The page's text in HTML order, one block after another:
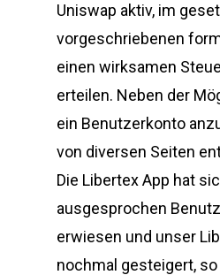
Uniswap aktiv, im
vorgeschriebenen
einen wirksamen
erteilen. Neben der
ein Benutzerkonto
von diversen Seiten
Die Libertex App hat
ausgesprochen
erwiesen und unser
nochmal gesteigert, so